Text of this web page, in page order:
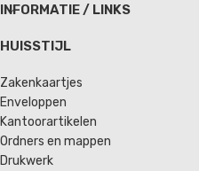
INFORMATIE / LINKS
HUISSTIJL
Zakenkaartjes
Enveloppen
Kantoorartikelen
Ordners en mappen
Drukwerk